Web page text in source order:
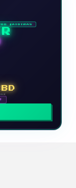
ŽAIDIMAS